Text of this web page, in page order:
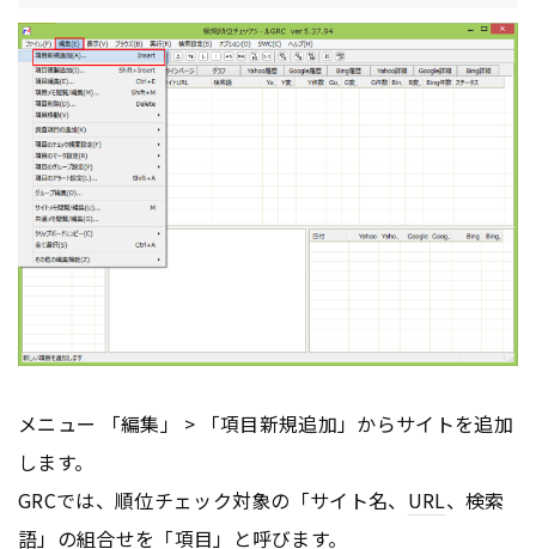
メニュー 「編集」 > 「項目新規追加」からサイトを追加
します。
GRCでは、順位チェック対象の「サイト名、 URL、検索
語」の組合せを「項目」と呼びます。